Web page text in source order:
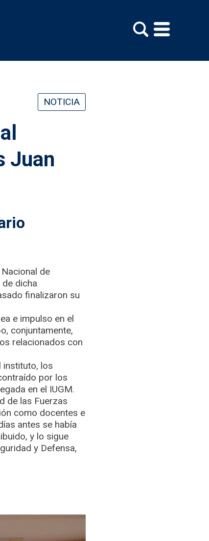
NOTICIA
Juan
de
dicha
finalizaron su
e impulso en el
conjuntamente,
relacionados con
instituto, los
por los
en el IUGM.
de las Fuerzas
como docentes e
antes se había
y lo sigue
y Defensa,